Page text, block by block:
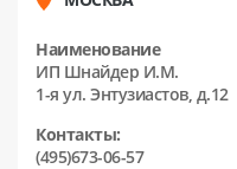
Наименование
ИП Шнайдер И.М.
1-я ул. Энтузиастов, д.12
Контакты:
(495)673-06-57